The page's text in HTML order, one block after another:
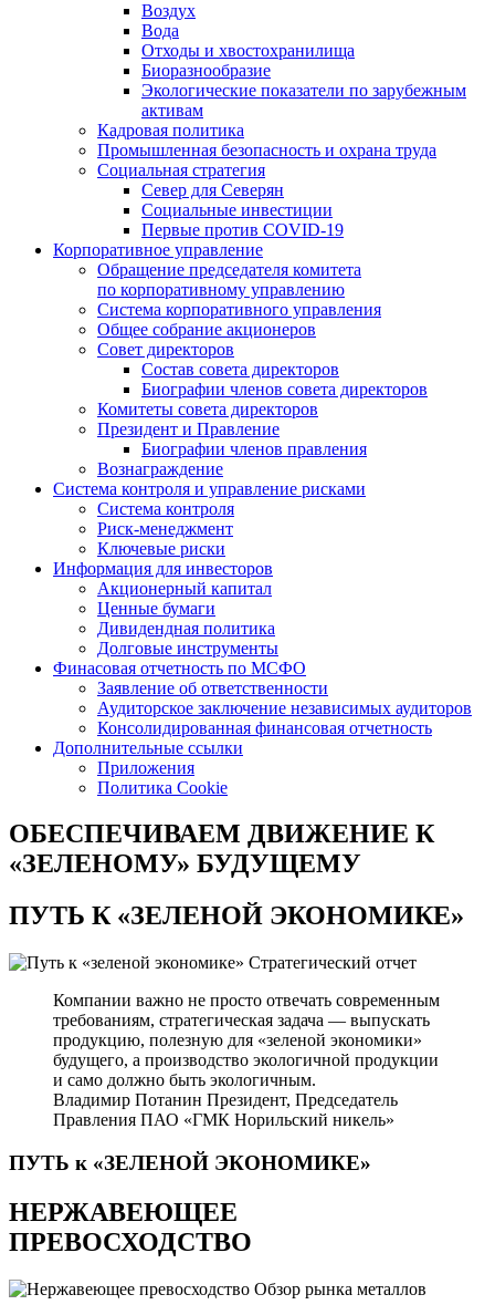
Воздух
Вода
Отходы и хвостохранилища
Биоразнообразие
Экологические показатели по зарубежным
активам
Кадровая политика
Промышленная безопасность и охрана труда
Социальная стратегия
Север для Северян
Социальные инвестиции
Первые против COVID‑19
Корпоративное управление
Обращение председателя комитета
по корпоративному управлению
Система корпоративного управления
Общее собрание акционеров
Совет директоров
Состав совета директоров
Биографии членов совета директоров
Комитеты совета директоров
Президент и Правление
Биографии членов правления
Вознаграждение
Система контроля и управление рисками
Система контроля
Риск-менеджмент
Ключевые риски
Информация для инвесторов
Акционерный капитал
Ценные бумаги
Дивидендная политика
Долговые инструменты
Финасовая отчетность по МСФО
Заявление об ответственности
Аудиторское заключение независимых аудиторов
Консолидированная финансовая отчетность
Дополнительные ссылки
Приложения
Политика Cookie
ОБЕСПЕЧИВАЕМ ДВИЖЕНИЕ К
«ЗЕЛЕНОМУ» БУДУЩЕМУ
ПУТЬ К«ЗЕЛЕНОЙ ЭКОНОМИКЕ»
Стратегический отчет
Компании важно не просто отвечать современным
требованиям, стратегическая задача — выпускать
продукцию, полезную для «зеленой экономики»
будущего, а производство экологичной продукции
и само должно быть экологичным.
Владимир Потанин Президент, Председатель
Правления ПАО «ГМК Норильский никель»
ПУТЬ к «ЗЕЛЕНОЙ ЭКОНОМИКЕ»
НЕРЖАВЕЮЩЕЕ
ПРЕВОСХОДСТВО
Обзор рынка металлов